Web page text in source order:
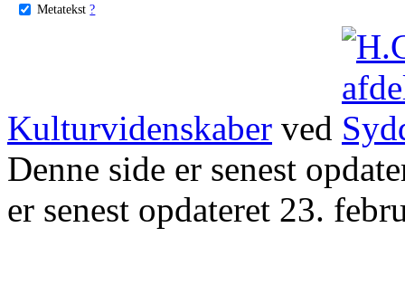
Metatekst ?
Kulturvidenskaber ved
Denne side er senest
er senest opdateret 23.